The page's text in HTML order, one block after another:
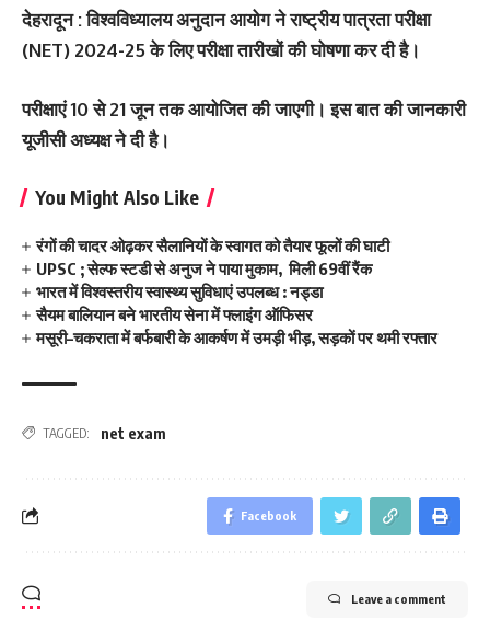
देहरादून : विश्‍वविध्‍यालय अनुदान आयोग ने राष्ट्रीय पात्रता परीक्षा
(NET) 2024-25 के लिए परीक्षा तारीखों की घोषणा कर दी है।
परीक्षाएं 10 से 21 जून तक आयोजित की जाएगी। इस बात की जानकारी
यूजीसी अध्यक्ष ने दी है।
You Might Also Like
रंगों की चादर ओढ़कर सैलानियों के स्वागत को तैयार फूलों की घाटी
UPSC ; सेल्फ स्टडी से अनुज ने पाया मुकाम, मिली 69वीं रैंक
भारत में विश्वस्तरीय स्वास्थ्य सुविधाएं उपलब्ध : नड्डा
सैयम बालियान बने भारतीय सेना में फ्लाइंग ऑफिसर
मसूरी–चकराता में बर्फबारी के आकर्षण में उमड़ी भीड़, सड़कों पर थमी रफ्तार
TAGGED: net exam
Facebook
Leave a comment